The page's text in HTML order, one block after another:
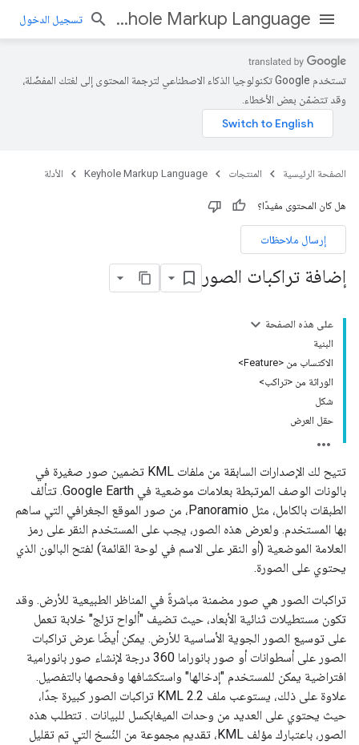
Keyhole Markup Language تسجيل الدخول
تستخدم Google تكنولوجيا الذكاء الاصطناعي لترجمة المحتوى إلى لغتك المفضّلة،
وقد تتضمّن بعض الأخطاء.
الصفحة الرئيسية المنتجات Keyhole Markup Language الأدلة
هل كان المحتوى مفيدًا؟
إرسال ملاحظات
إضافة تراكبات الصور
على هذه الصفحة
البنية
الاكتساب من <Feature>
الوراثة من <تراكب>
شكل
حقل العرض
تتيح لك الإصدارات السابقة من ملفات KML تضمين صور صغيرة في
بالونات الوصف المرتبطة بعلامات موضعية في Google Earth. تتألف
الطبقات بالكامل، مثل Panoramio، من صور الموقع الجغرافي التي ساهم
بها المستخدم. ولعرض هذه الصور، يجب على المستخدم النقر على رمز
العلامة الموضعية (أو النقر على الاسم في لوحة القائمة) لفتح البالون الذي
يحتوي على الصورة.
تراكبات الصور هي صور مضمنة مباشرةً في المناظر الطبيعية للأرض. وقد
تكون مستطيلات ثنائية الأبعاد، حيث تضيف "ألواح تزلج" خلابة تعمل
على توسيع الصور الجوية الأساسية للأرض. يمكن أيضًا عرض تراكبات
الصور على أسطوانات أو صور بانوراما 360 درجة لإنشاء صور بانورامية
افتراضية يمكن للمستخدم "إدخالها" واستكشافها وفحصها بالتفصيل.
علاوة على ذلك، يستوعب ملف KML 2.2 تراكبات الصور كبيرة جدًا،
حيث يحتوي على العديد من وحدات الميغابكسل للبيانات . تتطلب هذه
الصور، باعتبارك مؤلف KML، تقديم مجموعة من النُسخ التي تم تقليل